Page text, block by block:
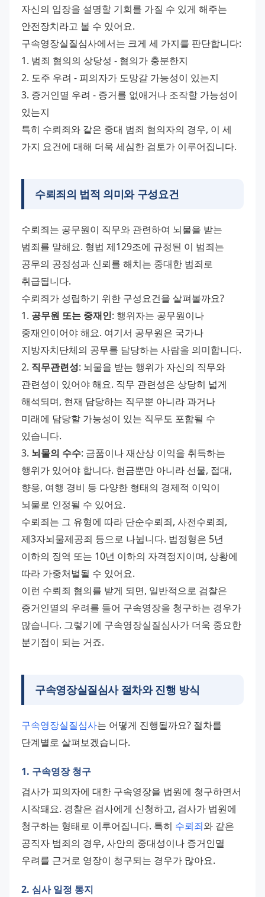
자신의 입장을 설명할 기회를 가질 수 있게 해주는
안전장치라고 볼 수 있어요.
구속영장실질심사에서는 크게 세 가지를 판단합니다:
1. 범죄 혐의의 상당성 - 혐의가 충분한지
2. 도주 우려 - 피의자가 도망갈 가능성이 있는지
3. 증거인멸 우려 - 증거를 없애거나 조작할 가능성이
있는지
특히 수뢰죄와 같은 중대 범죄 혐의자의 경우, 이 세
가지 요건에 대해 더욱 세심한 검토가 이루어집니다.
수뢰죄의 법적 의미와 구성요건
수뢰죄는 공무원이 직무와 관련하여 뇌물을 받는
범죄를 말해요. 형법 제129조에 규정된 이 범죄는
공무의 공정성과 신뢰를 해치는 중대한 범죄로
취급됩니다.
수뢰죄가 성립하기 위한 구성요건을 살펴볼까요?
1. 공무원 또는 중재인: 행위자는 공무원이나
중재인이어야 해요. 여기서 공무원은 국가나
지방자치단체의 공무를 담당하는 사람을 의미합니다.
2. 직무관련성: 뇌물을 받는 행위가 자신의 직무와
관련성이 있어야 해요. 직무 관련성은 상당히 넓게
해석되며, 현재 담당하는 직무뿐 아니라 과거나
미래에 담당할 가능성이 있는 직무도 포함될 수
있습니다.
3. 뇌물의 수수: 금품이나 재산상 이익을 취득하는
행위가 있어야 합니다. 현금뿐만 아니라 선물, 접대,
향응, 여행 경비 등 다양한 형태의 경제적 이익이
뇌물로 인정될 수 있어요.
수뢰죄는 그 유형에 따라 단순수뢰죄, 사전수뢰죄,
제3자뇌물제공죄 등으로 나뉩니다. 법정형은 5년
이하의 징역 또는 10년 이하의 자격정지이며, 상황에
따라 가중처벌될 수 있어요.
이런 수뢰죄 혐의를 받게 되면, 일반적으로 검찰은
증거인멸의 우려를 들어 구속영장을 청구하는 경우가
많습니다. 그렇기에 구속영장실질심사가 더욱 중요한
분기점이 되는 거죠.
구속영장실질심사 절차와 진행 방식
구속영장실질심사는 어떻게 진행될까요? 절차를
단계별로 살펴보겠습니다.
1. 구속영장 청구
검사가 피의자에 대한 구속영장을 법원에 청구하면서
시작돼요. 경찰은 검사에게 신청하고, 검사가 법원에
청구하는 형태로 이루어집니다. 특히 수뢰죄와 같은
공직자 범죄의 경우, 사안의 중대성이나 증거인멸
우려를 근거로 영장이 청구되는 경우가 많아요.
2. 심사 일정 통지